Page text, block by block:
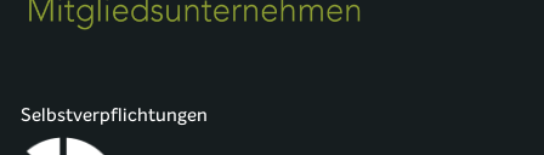
Selbstverpflichtungen